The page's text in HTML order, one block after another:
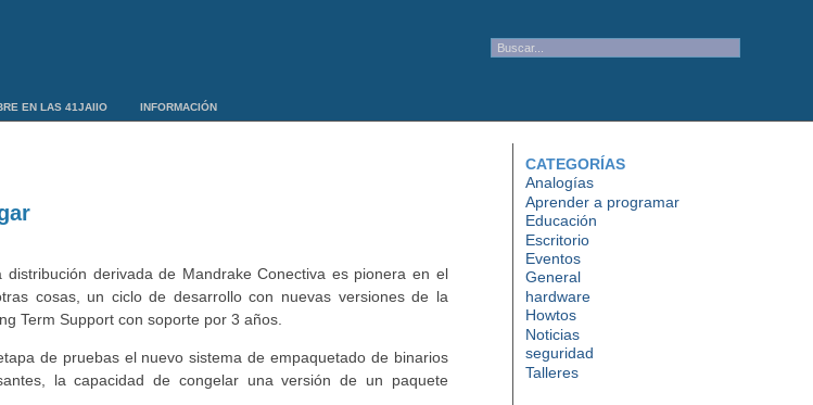
EN LAS 41JAIIO INFORMACIÓN
distribución derivada de Mandrake Conectiva es pionera en el
cosas, un ciclo de desarrollo con nuevas versiones de la
Term Support con soporte por 3 años.
de pruebas el nuevo sistema de empaquetado de binarios
la capacidad de congelar una versión de un paquete
CATEGORÍAS
Analogías
Aprender a programar
Educación
Escritorio
Eventos
General
hardware
Howtos
Noticias
seguridad
Talleres